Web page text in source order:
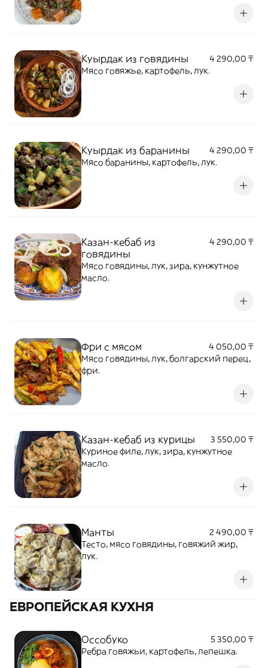
Куырдак из говядины
4 290,00 ₸
Мясо говяжье, картофель, лук.
Куырдак из баранины
4 290,00 ₸
Мясо баранины, картофель, лук.
Казан-кебаб из
говядины
4 290,00 ₸
Мясо говядины, лук, зира, кунжутное
масло.
Фри с мясом
4 050,00 ₸
Мясо говядины, лук, болгарский перец,
фри.
Казан-кебаб из курицы
3 550,00 ₸
Куриное филе, лук, зира, кунжутное
масло.
Манты
2 490,00 ₸
Тесто, мясо говядины, говяжий жир,
лук.
ЕВРОПЕЙСКАЯ КУХНЯ
Оссобуко
5 350,00 ₸
Ребра говяжьи, картофель, лепешка.